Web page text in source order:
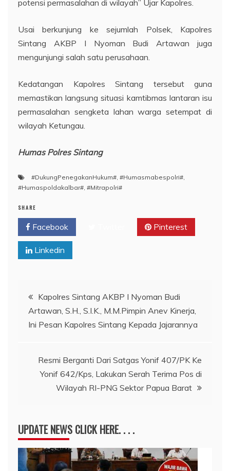
potensi permasalahan di wilayah” Ujar Kapolres.
Usai berkunjung ke sejumlah Polsek, Kapolres
Sintang AKBP I Nyoman Budi Artawan juga
mengunjungi salah satu perusahaan.
Kedatangan Kapolres Sintang tersebut guna
memastikan langsung situasi kamtibmas lantaran isu
permasalahan sengketa lahan warga setempat di
wilayah Ketungau.
Humas Polres Sintang
#DukungPenegakanHukum# #Humasmabespolri#
#Humaspoldakalbar# #Mitrapolri#
SHARE
Facebook Pinterest
Linkedin
Navigasi
pos
Kapolres Sintang AKBP I Nyoman Budi
Artawan, S.H., S.I.K., M.M.Pimpin Anev Kinerja,
Ini Pesan Kapolres Sintang Kepada Jajarannya
Resmi Berganti Dari Satgas Yonif 407/PK Ke
Yonif 642/Kps, Lakukan Serah Terima Pos di
Wilayah RI-PNG Sektor Papua Barat
UPDATE NEWS CLICK HERE. . . .